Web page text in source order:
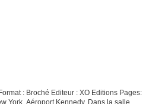
: Broché Editeur : XO Editions Pages:
York. Aéroport Kennedy. Dans la salle